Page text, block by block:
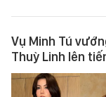
Vụ Minh Tú
Thuỳ Linh lên